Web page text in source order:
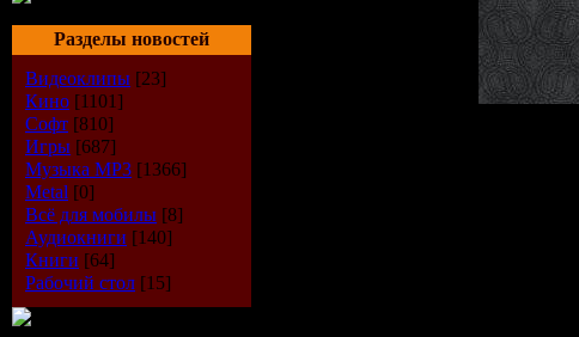
Разделы новостей
Видеоклипы [23]
Кино [1101]
Софт [810]
Игры [687]
Музыка МР3 [1366]
Metal [0]
Всё для мобилы [8]
Аудиокниги [140]
Книги [64]
Рабочий стол [15]